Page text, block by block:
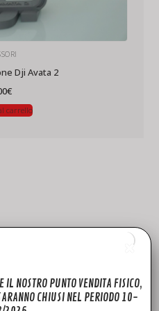
Dji Avata 2
€
carrello
NOSTRO PUNTO VENDITA FISICO,
CHIUSI NEL PERIODO 10-